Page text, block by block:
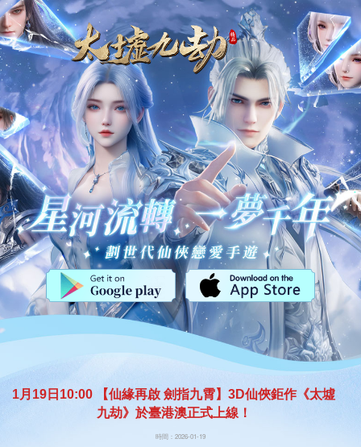
1月19日10:00 【仙緣再啟 劍指九霄】3D仙俠鉅作《太墟
九劫》於臺港澳正式上線！
時間：2026-01-19